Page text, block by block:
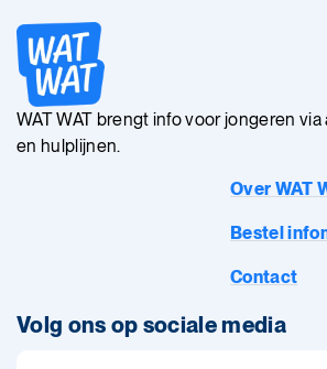
WAT WAT brengt info voor jongeren
en hulplijnen.
Over WAT
Bestel
Contact
Volg ons op sociale media